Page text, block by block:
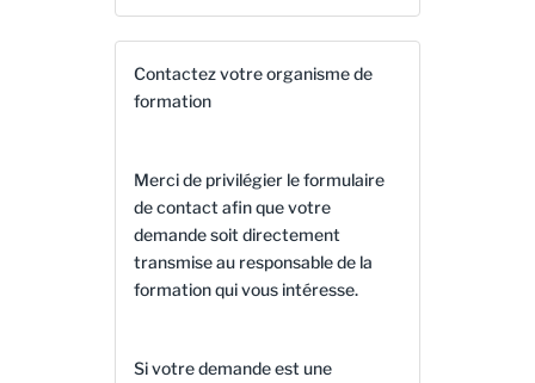
Contactez votre organisme de
formation
Merci de privilégier le formulaire
de contact afin que votre
demande soit directement
transmise au responsable de la
formation qui vous intéresse.
Si votre demande est une